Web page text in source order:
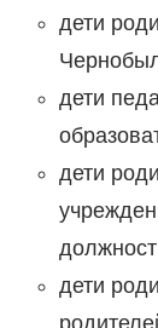
дети
дети
дети
дети